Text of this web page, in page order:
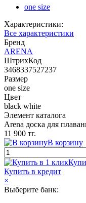
one size
Характеристики:
Все характеристики
Бренд
ARENA
ШтрихКод
3468337527237
Размер
one size
Цвет
black white
Элемент каталога
Arena доска для
11 900 тг.
В корзину
Купить в кредит
×
Выберите банк: